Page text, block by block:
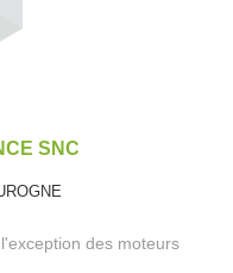
SNC
des moteurs